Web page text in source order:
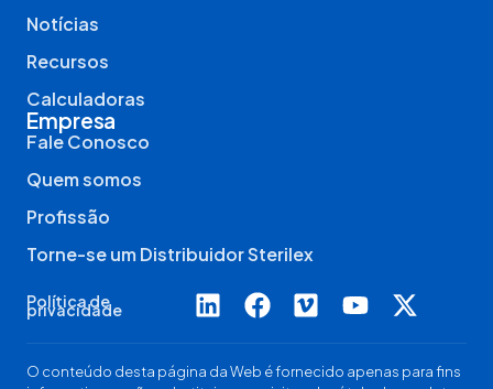
Notícias
Recursos
Calculadoras
Empresa
Fale Conosco
Quem somos
Profissão
Torne-se um Distribuidor Sterilex
Política de
privacidade
O conteúdo desta página da Web é fornecido apenas para fins